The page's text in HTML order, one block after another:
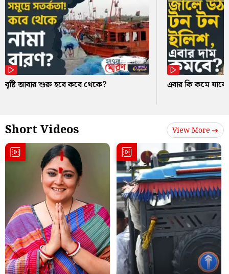
বৃষ্টি আবার শুরু হবে কবে থেকে? এবার কি কমে
Short Videos View More